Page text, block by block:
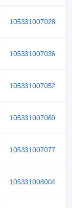
105331007028
105331007036
105331007052
105331007069
105331007077
105331008004